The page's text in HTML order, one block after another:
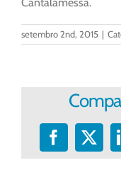
setembro 2nd, 2015 |
Facebook
X